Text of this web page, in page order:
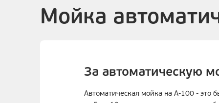
Мойка
За автоматическую
Автоматическая мойка на А-100 - это